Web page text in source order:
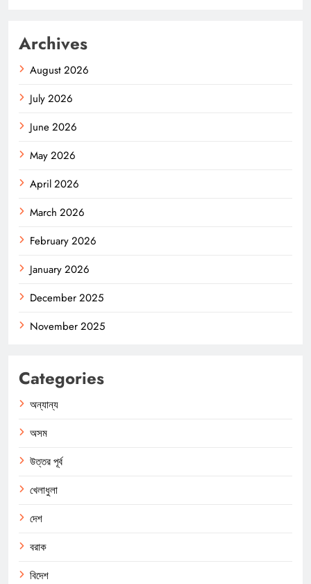
Archives
August 2026
July 2026
June 2026
May 2026
April 2026
March 2026
February 2026
January 2026
December 2025
November 2025
Categories
অন্যান্য
অসম
উত্তর পূর্ব
খেলাধুলা
দেশ
বরাক
বিদেশ